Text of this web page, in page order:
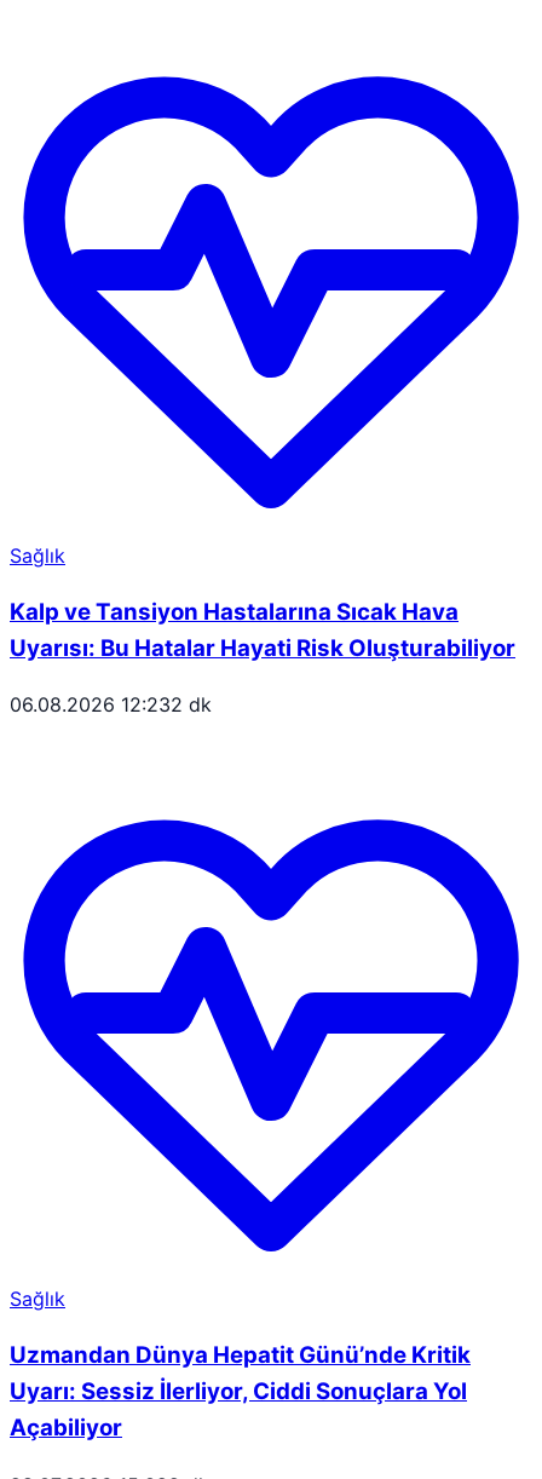
Sağlık
Kalp ve Tansiyon Hastalarına Sıcak Hava
Uyarısı: Bu Hatalar Hayati Risk Oluşturabiliyor
06.08.2026 12:232 dk
Sağlık
Uzmandan Dünya Hepatit Günü’nde Kritik
Uyarı: Sessiz İlerliyor, Ciddi Sonuçlara Yol
Açabiliyor